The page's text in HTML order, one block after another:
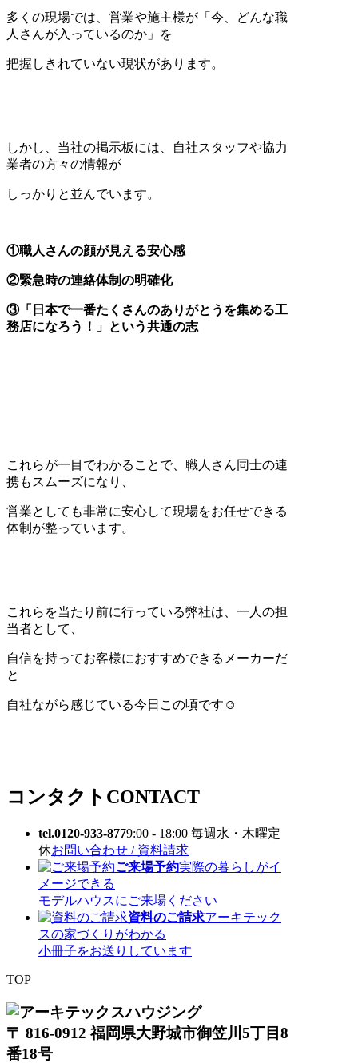
多くの現場では、営業や施主様が「今、どんな職
人さんが入っているのか」を
把握しきれていない現状があります。
しかし、当社の掲示板には、自社スタッフや協力
業者の方々の情報が
しっかりと並んでいます。
①職人さんの顔が見える安心感
②緊急時の連絡体制の明確化
③「日本で一番たくさんのありがとうを集める工
務店になろう！」という共通の志
これらが一目でわかることで、職人さん同士の連
携もスムーズになり、
営業としても非常に安心して現場をお任せできる
体制が整っています。
これらを当たり前に行っている弊社は、一人の担
当者として、
自信を持ってお客様におすすめできるメーカーだ
と
自社ながら感じている今日この頃です☺
コンタクト CONTACT
tel.0120-933-8779:00 - 18:00 毎週水・木曜定
休お問い合わせ / 資料請求
ご来場予約実際の暮らしがイ
メージできる
モデルハウスにご来場ください
資料のご請求アーキテック
スの家づくりがわかる
小冊子をお送りしています
TOP
〒 816-0912 福岡県大野城市御笠川5丁目8
番18号